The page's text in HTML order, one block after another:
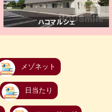
メゾネット
日当たり